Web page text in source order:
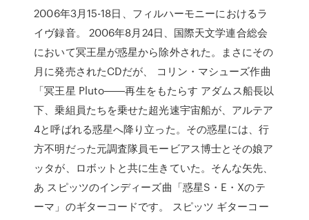
2006年3月15-18日、フィルハーモニーにおけるラ
イヴ録音。 2006年8月24日、国際天文学連合総会
において冥王星が惑星から除外された。まさにその
月に発売されたCDだが、 コリン・マシューズ作曲
「冥王星 Pluto――再生をもたらす アダムス船長以
下、乗組員たちを乗せた超光速宇宙船が、アルテア
4と呼ばれる惑星へ降り立った。その惑星には、行
方不明だった元調査隊員モービアス博士とその娘ア
ッタが、ロボットと共に生きていた。そんな矢先、
あ スピッツのインディーズ曲「惑星S・E・Xのテ
ーマ」のギターコードです。 スピッツ ギターコー